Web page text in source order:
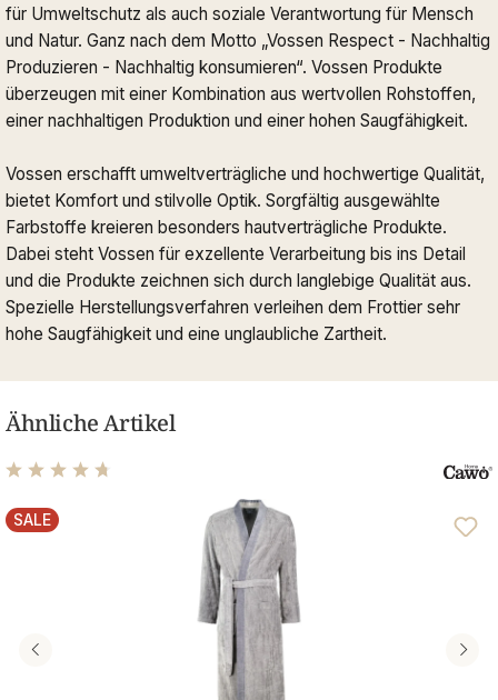
für Umweltschutz als auch soziale Verantwortung für Mensch
und Natur. Ganz nach dem Motto „Vossen Respect - Nachhaltig
Produzieren - Nachhaltig konsumieren“. Vossen Produkte
überzeugen mit einer Kombination aus wertvollen Rohstoffen,
einer nachhaltigen Produktion und einer hohen Saugfähigkeit.
Vossen erschafft umweltverträgliche und hochwertige Qualität,
bietet Komfort und stilvolle Optik. Sorgfältig ausgewählte
Farbstoffe kreieren besonders hautverträgliche Produkte.
Dabei steht Vossen für exzellente Verarbeitung bis ins Detail
und die Produkte zeichnen sich durch langlebige Qualität aus.
Spezielle Herstellungsverfahren verleihen dem Frottier sehr
hohe Saugfähigkeit und eine unglaubliche Zartheit.
Ähnliche Artikel
Durchschnittliche Bewertung von 4.81 von 5 Sternen
RABATT
SALE